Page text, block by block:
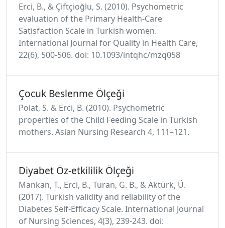
Erci, B., & Çiftçioğlu, S. (2010). Psychometric
evaluation of the Primary Health-Care
Satisfaction Scale in Turkish women.
International Journal for Quality in Health Care,
22(6), 500-506. doi: 10.1093/intqhc/mzq058
Çocuk Beslenme Ölçeği
Polat, S. & Erci, B. (2010). Psychometric
properties of the Child Feeding Scale in Turkish
mothers. Asian Nursing Research 4, 111–121.
Diyabet Öz-etkililik Ölçeği
Mankan, T., Erci, B., Turan, G. B., & Aktürk, Ü.
(2017). Turkish validity and reliability of the
Diabetes Self-Efficacy Scale. International Journal
of Nursing Sciences, 4(3), 239-243. doi: